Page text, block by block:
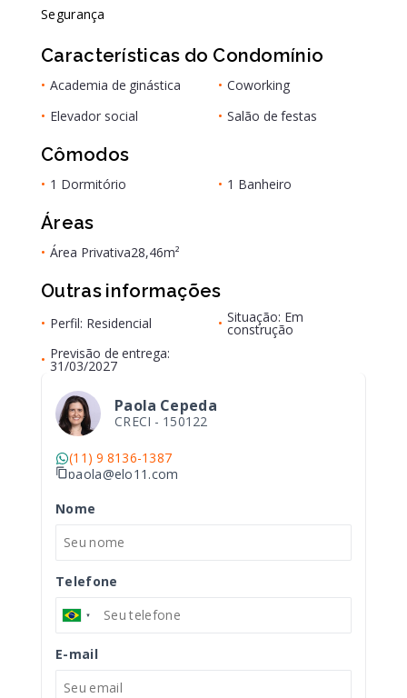
Segurança
Características do Condomínio
• Academia de ginástica • Coworking
• Elevador social • Salão de festas
Cômodos
• 1 Dormitório • 1 Banheiro
Áreas
• Área Privativa28,46m²
Outras informações
• Perfil: Residencial • Situação: Em
construção
• Previsão de entrega:
31/03/2027
Paola Cepeda
CRECI - 150122
(11) 9 8136-1387
paola@elo11.com
Nome
Telefone
E-mail